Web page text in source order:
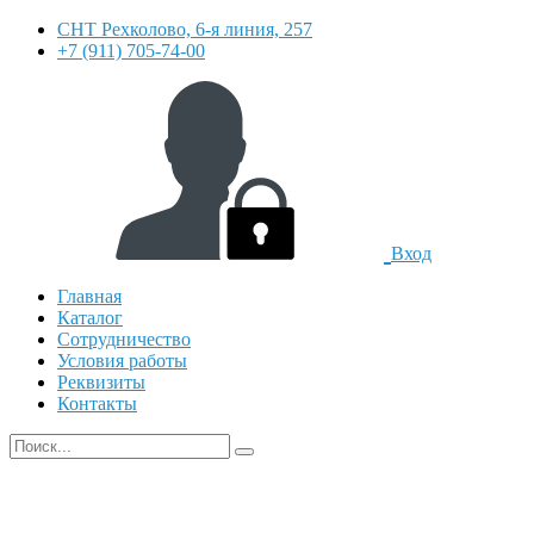
СНТ Рехколово, 6-я линия, 257
+7 (911) 705-74-00
Вход
Главная
Каталог
Сотрудничество
Условия работы
Реквизиты
Контакты